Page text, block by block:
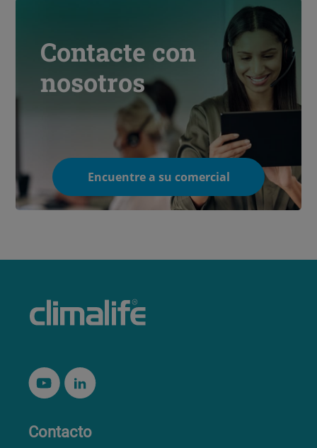
Contacte con
nosotros
Encuentre a su comercial
Contacto